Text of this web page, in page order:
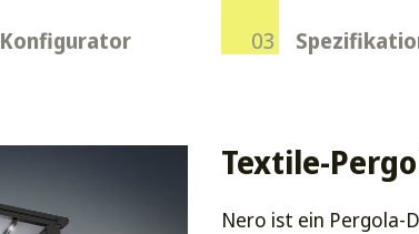
Konfigurator
Textile-
Nero ist ein Pergola-